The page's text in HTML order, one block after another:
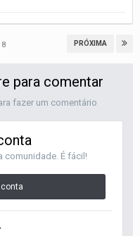
PRÓXIMA
para comentar
fazer um comentário
comunidade. É fácil!